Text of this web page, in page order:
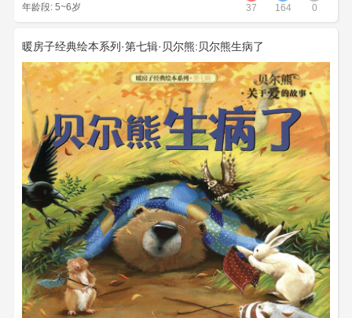
年龄段: 5~6岁
37 164 0
暖房子经典绘本系列·第七辑·贝尔熊:贝尔熊生病了